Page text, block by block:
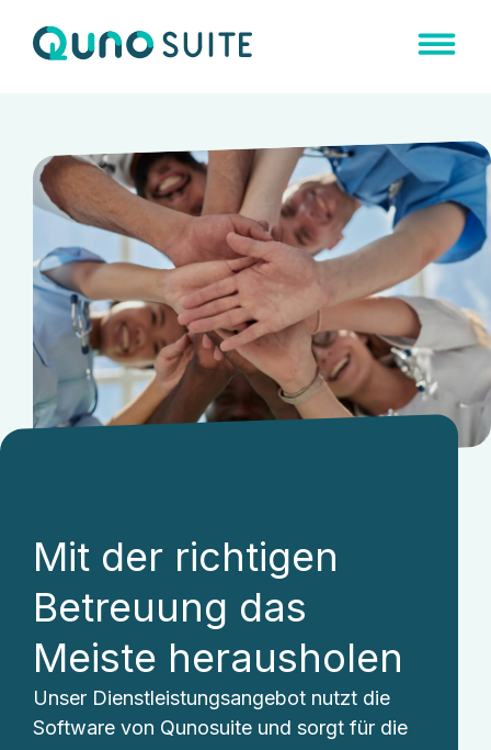
Mit der richtigen
Betreuung das
Meiste herausholen
Unser Dienstleistungsangebot nutzt die
Software von Qunosuite und sorgt für die